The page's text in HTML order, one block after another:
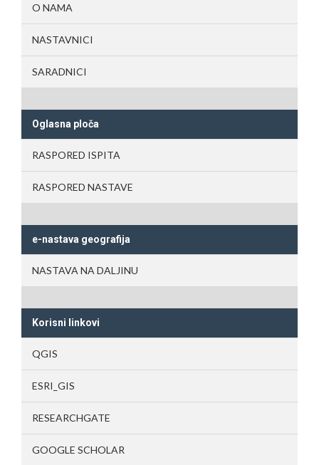
O NAMA
NASTAVNICI
SARADNICI
Oglasna ploča
RASPORED ISPITA
RASPORED NASTAVE
e-nastava geografija
NASTAVA NA DALJINU
Korisni linkovi
QGIS
ESRI_GIS
RESEARCHGATE
GOOGLE SCHOLAR